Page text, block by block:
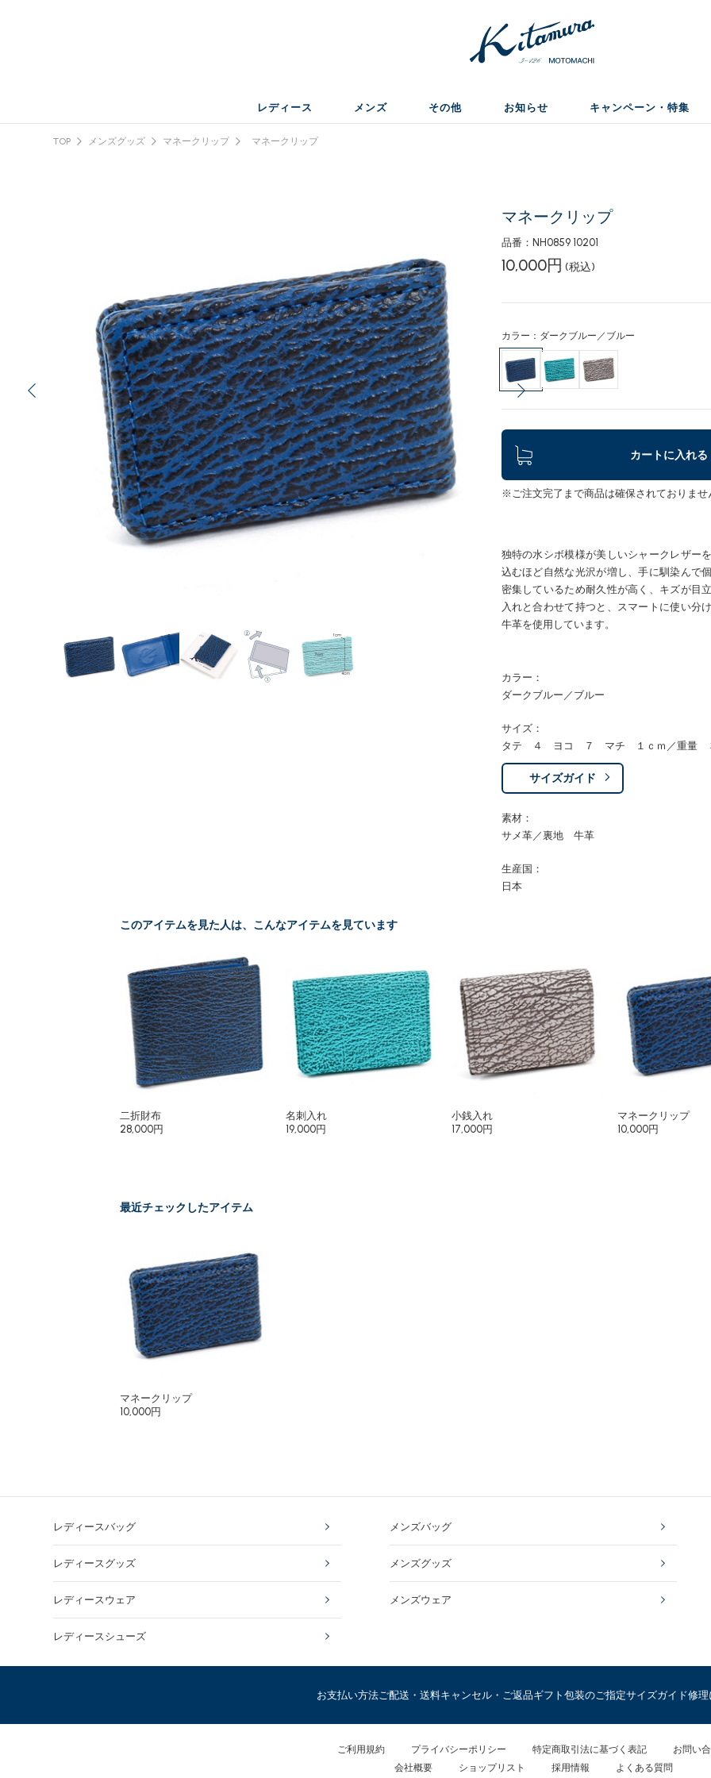
レディース メンズ その他 お知らせ キャンペーン・特集
TOP メンズグッズ マネークリップ マネークリップ
マネークリップ
品番：NH0859 10201
10,000円 (税込)
カラー：ダークブルー／ブルー
カートに入れる
※ご注文完了まで商品は確保されておりませ
独特の水シボ模様が美しいシャークレザー
込むほど自然な光沢が増し、手に馴染んで
密集しているため耐久性が高く、キズが目
入れと合わせて持つと、スマートに使い分
牛革を使用しています。
カラー：
ダークブルー／ブルー
サイズ：
タテ ４ ヨコ ７ マチ １ｃｍ／重量
サイズガイド
素材：
サメ革／裏地 牛革
生産国：
日本
このアイテムを見た人は、こんなアイテムを見ています
二折財布
28,000円
名刺入れ
19,000円
小銭入れ
17,000円
マネークリップ
10,000円
最近チェックしたアイテム
マネークリップ
10,000円
レディースバッグ
レディースグッズ
レディースウェア
レディースシューズ
メンズバッグ
メンズグッズ
メンズウェア
お支払い方法ご配送・送料キャンセル・ご返品ギフト包装のご指定サイズガイド修理
ご利用規約 プライバシーポリシー 特定商取引法に基づく表記
お問い
会社概要
ショップリスト 採用情報 よくある質問